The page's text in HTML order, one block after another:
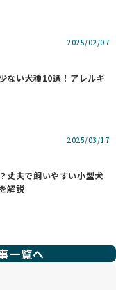
2025/02/07
ない犬種10選！アレルギ
2025/03/17
丈夫で飼いやすい小型犬
解説
一覧へ